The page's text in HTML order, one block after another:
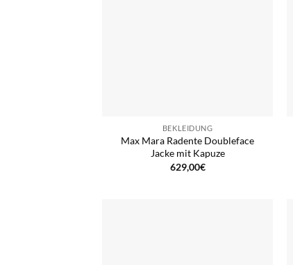
BEKLEIDUNG
Max Mara Radente Doubleface
Jacke mit Kapuze
629,00€